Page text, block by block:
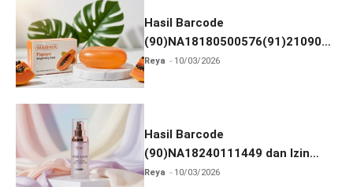
Hasil Barcode
(90)NA18180500576(91)210906
dan Izin BPOM
Reya 10/03/2026
Hasil Barcode
(90)NA18240111449 dan Izin
BPOM
Reya 10/03/2026